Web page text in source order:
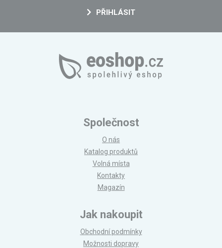
PŘIHLÁSIT
Společnost
O nás
Katalog produktů
Volná místa
Kontakty
Magazín
Jak nakoupit
Obchodní podmínky
Možnosti dopravy